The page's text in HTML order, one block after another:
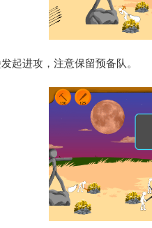
起进攻，注意保留预备队。